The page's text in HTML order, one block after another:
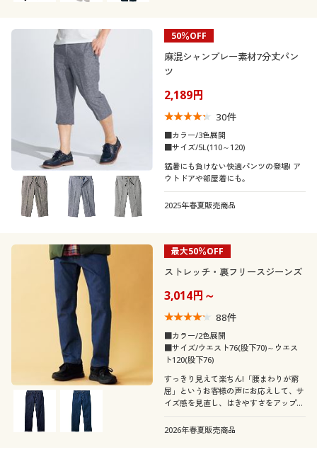
50％OFF
麻混シャンブレー素材7分丈パン
ツ
2,189円
30件
■カラー/3色展開
■サイズ/5L(110～120)
猛暑にも負けない快適パンツの登場! ア
ウトドアや部屋着にも。
2025年春夏販売商品
最大50％OFF
ストレッチ・裏フリースジーンズ
3,014円～
88件
■カラー/2色展開
■サイズ/ウエスト76(股下70)～ウエス
ト120(股下76)
すっきり見えて楽ちん!「腰まわりが窮
屈」というお客様の声にお応えして、サ
イズ感を見直し、はきやすさをアップし
2026年春夏販売商品